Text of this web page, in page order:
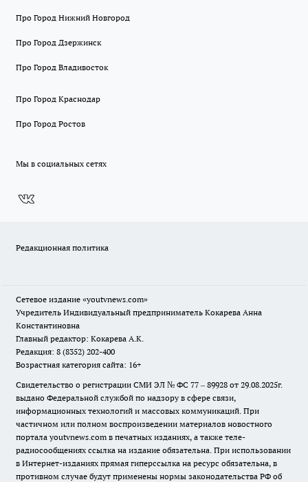
Про Город Нижний Новгород
Про Город Дзержинск
Про Город Владивосток
Про Город Краснодар
Про Город Ростов
Мы в социальных сетях
Редакционная политика
Сетевое издание «youtvnews.com»
Учредитель Индивидуальный предприниматель Кокарева Анна
Константиновна
Главный редактор: Кокарева А.К.
Редакция: 8 (8352) 202-400
Возрастная категория сайта: 16+
Свидетельство о регистрации СМИ ЭЛ № ФС 77 – 89928 от 29.08.2025г.
выдано Федеральной службой по надзору в сфере связи,
информационных технологий и массовых коммуникаций. При
частичном или полном воспроизведении материалов новостного
портала youtvnews.com в печатных изданиях, а также теле-
радиосообщениях ссылка на издание обязательна. При использовании
в Интернет-изданиях прямая гиперссылка на ресурс обязательна, в
противном случае будут применены нормы законодательства РФ об